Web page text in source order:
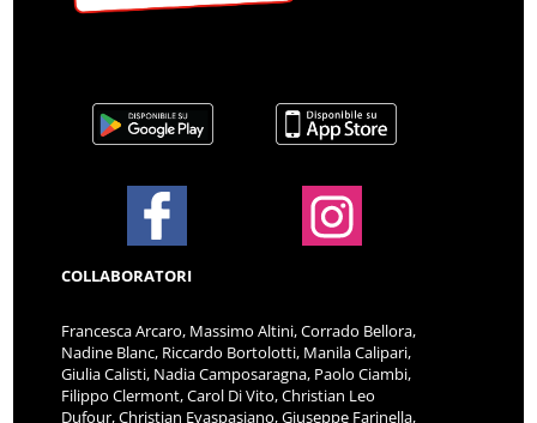
COLLABORATORI
Francesca Arcaro, Massimo Altini, Corrado Bellora,
Nadine Blanc, Riccardo Bortolotti, Manila Calipari,
Giulia Calisti, Nadia Camposaragna, Paolo Ciambi,
Filippo Clermont, Carol Di Vito, Christian Leo
Dufour, Christian Evaspasiano, Giuseppe Farinella,